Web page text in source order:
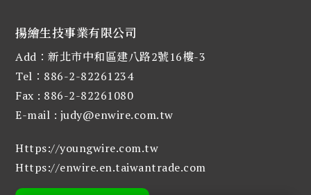
揚繪生技事業有限公司
Add：新北市中和區建八路2號16樓-3
Tel：886-2-82261234
Fax : 886-2-82261080
E-mail : judy@enwire.com.tw
Https://youngwire.com.tw
Https://enwire.en.taiwantrade.com